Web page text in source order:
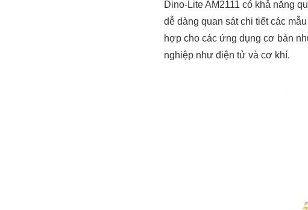
Dino-Lite AM2111 có khả năng
dễ dàng quan sát chi tiết các
hợp cho các ứng dụng cơ bản
nghiệp như điện tử và cơ khí.